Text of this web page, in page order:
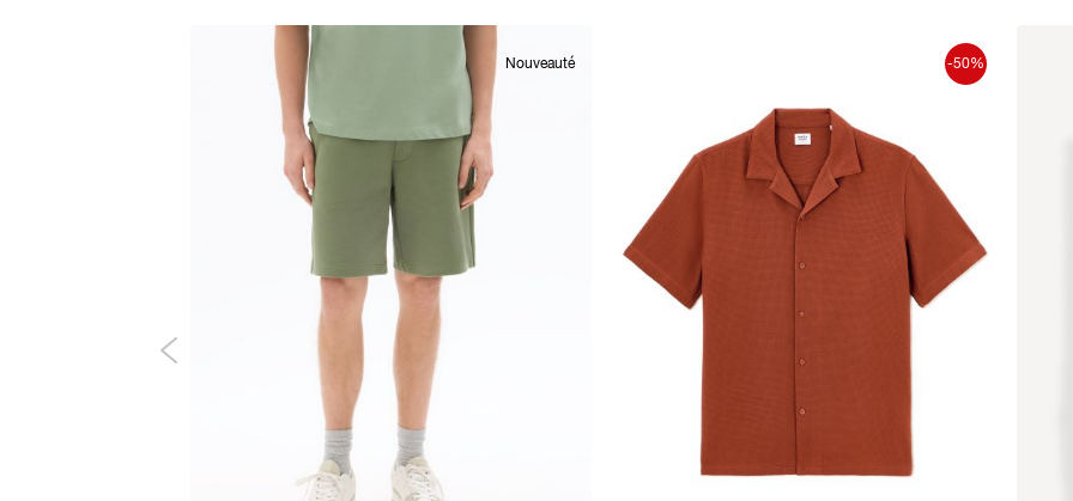
Nouveauté -50%